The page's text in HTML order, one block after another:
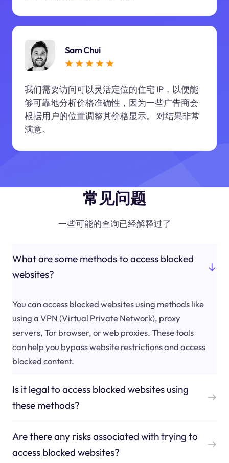
Sam Chui
我们需要访问可以灵活定位的住宅 IP，以便能
够可靠地分析价格准确性，因为一些广告商会
根据用户的位置调整其价格显示。 对结果非常
满意。
常见问题
一些可能的查询已经解释过了
What are some methods to access blocked
websites?
You can access blocked websites using methods like
using a VPN (Virtual Private Network), proxy
servers, Tor browser, or web proxies. These tools
can help you bypass website restrictions and access
blocked content.
Is it legal to access blocked websites using
these methods?
Are there any risks associated with trying to
access blocked websites?